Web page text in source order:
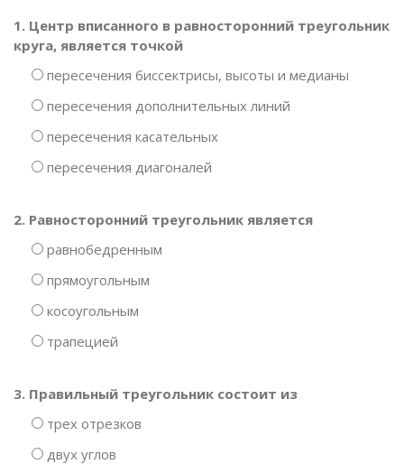
1. Центр вписанного в равносторонний треугольник
круга, является точкой
пересечения биссектрисы, высоты и медианы
пересечения дополнительных линий
пересечения касательных
пересечения диагоналей
2. Равносторонний треугольник является
равнобедренным
прямоугольным
косоугольным
трапецией
3. Правильный треугольник состоит из
трех отрезков
двух углов